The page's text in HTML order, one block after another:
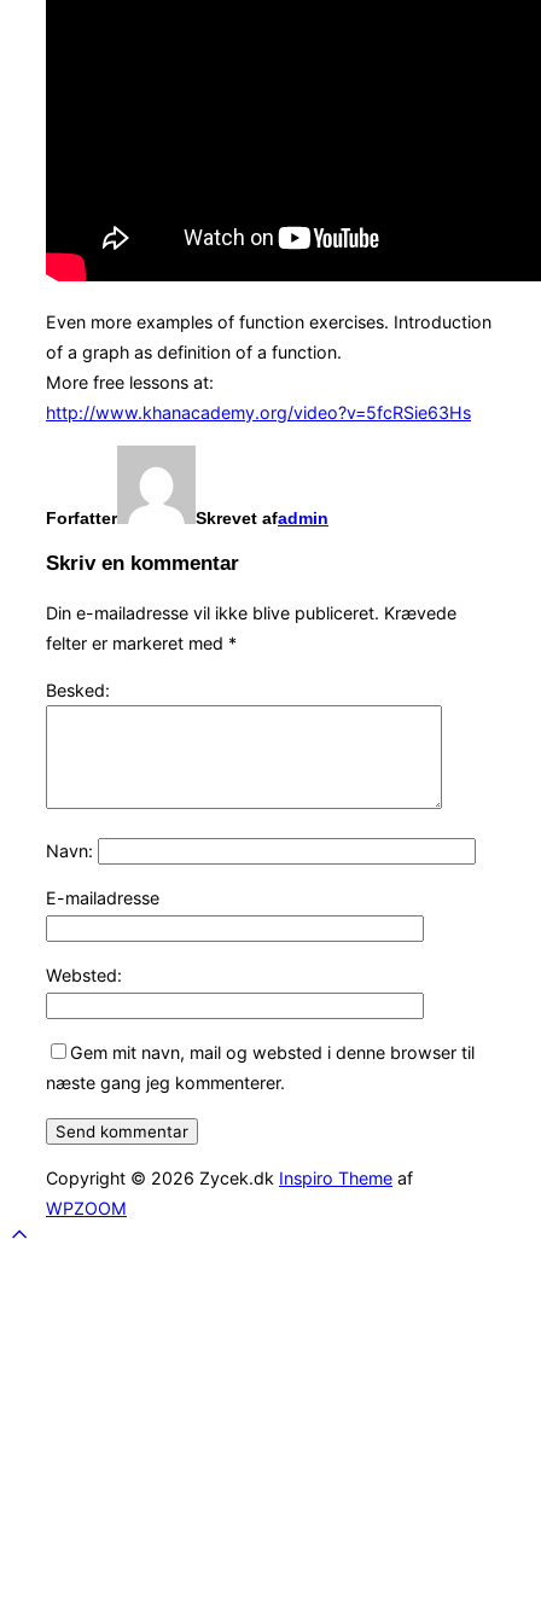
Even more examples of function exercises. Introduction
of a graph as definition of a function.
More free lessons at:
http://www.khanacademy.org/video?v=5fcRSie63Hs
Forfatter Skrevet afadmin
Skriv en kommentar
Din e-mailadresse vil ikke blive publiceret. Krævede
felter er markeret med *
Besked:
Navn:
E-mailadresse
Websted:
Gem mit navn, mail og websted i denne browser til
næste gang jeg kommenterer.
Copyright © 2026 Zycek.dk Inspiro Theme af
WPZOOM